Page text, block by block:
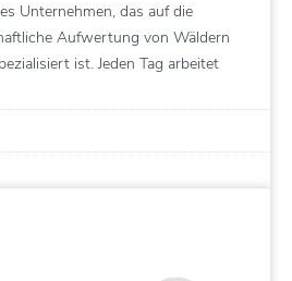
Unternehmen, das auf die
Aufwertung von Wäldern
ist. Jeden Tag arbeitet